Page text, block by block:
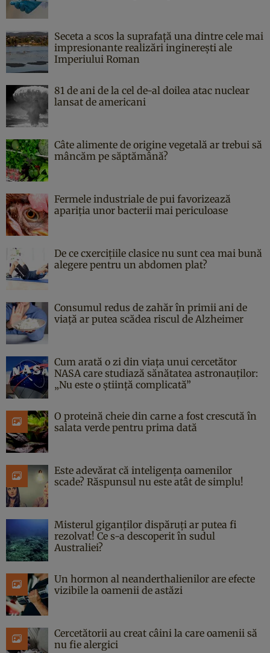
Seceta a scos la suprafață una dintre cele mai
impresionante realizări inginerești ale
Imperiului Roman
81 de ani de la cel de-al doilea atac nuclear
lansat de americani
Câte alimente de origine vegetală ar trebui să
mâncăm pe săptămână?
Fermele industriale de pui favorizează
apariția unor bacterii mai periculoase
De ce cxercițiile clasice nu sunt cea mai bună
alegere pentru un abdomen plat?
Consumul redus de zahăr în primii ani de
viață ar putea scădea riscul de Alzheimer
Cum arată o zi din viața unui cercetător
NASA care studiază sănătatea astronauților:
„Nu este o știință complicată”
O proteină cheie din carne a fost crescută în
salata verde pentru prima dată
Este adevărat că inteligența oamenilor
scade? Răspunsul nu este atât de simplu!
Misterul giganților dispăruți ar putea fi
rezolvat! Ce s-a descoperit în sudul
Australiei?
Un hormon al neanderthalienilor are efecte
vizibile la oamenii de astăzi
Cercetătorii au creat câini la care oamenii să
nu fie alergici